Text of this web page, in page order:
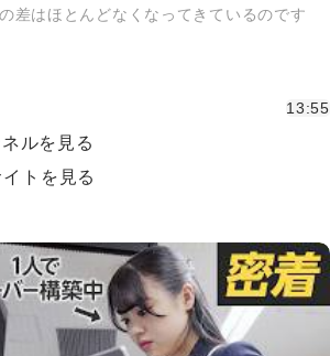
差はほとんどなくなってきているのです
13:55
ルを見る
トを見る